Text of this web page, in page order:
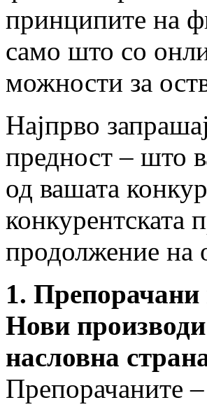
принципите на
само што со
можности за
Најпрво
предност – што
од вашата
конкурентската
продолжение на
1. Препорачани
Нови
насловна
Препорачаните